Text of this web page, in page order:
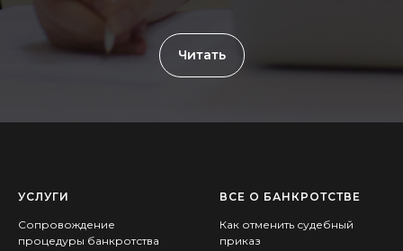
Читать
УСЛУГИ
Сопровождение
процедуры банкротства
ВСЕ О БАНКРОТСТВЕ
Как отменить судебный
приказ